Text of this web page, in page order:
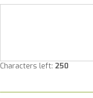
Characters left: 250